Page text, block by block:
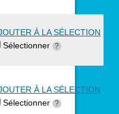
À LA SÉLECTION
Sélectionner ?
À LA SÉLECTION
Sélectionner ?